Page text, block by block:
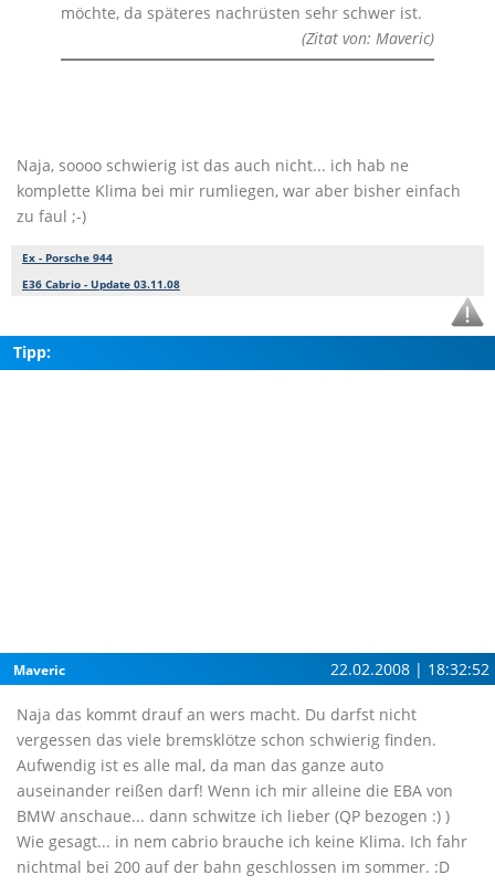
möchte, da späteres nachrüsten sehr schwer ist.
(Zitat von: Maveric)
Naja, soooo schwierig ist das auch nicht... ich hab ne
komplette Klima bei mir rumliegen, war aber bisher einfach
zu faul ;-)
Ex - Porsche 944
E36 Cabrio - Update 03.11.08
Tipp:
Maveric 22.02.2008 | 18:32:52
Naja das kommt drauf an wers macht. Du darfst nicht
vergessen das viele bremsklötze schon schwierig finden.
Aufwendig ist es alle mal, da man das ganze auto
auseinander reißen darf! Wenn ich mir alleine die EBA von
BMW anschaue... dann schwitze ich lieber (QP bezogen :) )
Wie gesagt... in nem cabrio brauche ich keine Klima. Ich fahr
nichtmal bei 200 auf der bahn geschlossen im sommer. :D